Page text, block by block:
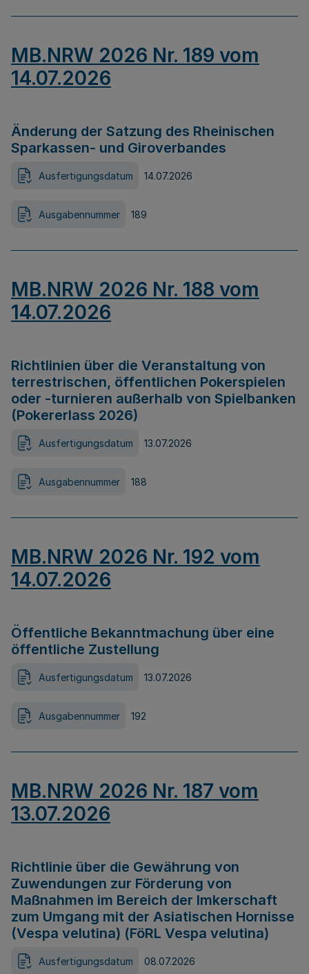
MB.NRW 2026 Nr. 189 vom
14.07.2026
Änderung der Satzung des Rheinischen
Sparkassen- und Giroverbandes
Ausfertigungsdatum 14.07.2026
Ausgabennummer 189
MB.NRW 2026 Nr. 188 vom
14.07.2026
Richtlinien über die Veranstaltung von
terrestrischen, öffentlichen Pokerspielen
oder -turnieren außerhalb von Spielbanken
(Pokererlass 2026)
Ausfertigungsdatum 13.07.2026
Ausgabennummer 188
MB.NRW 2026 Nr. 192 vom
14.07.2026
Öffentliche Bekanntmachung über eine
öffentliche Zustellung
Ausfertigungsdatum 13.07.2026
Ausgabennummer 192
MB.NRW 2026 Nr. 187 vom
13.07.2026
Richtlinie über die Gewährung von
Zuwendungen zur Förderung von
Maßnahmen im Bereich der Imkerschaft
zum Umgang mit der Asiatischen Hornisse
(Vespa velutina) (FöRL Vespa velutina)
Ausfertigungsdatum 08.07.2026